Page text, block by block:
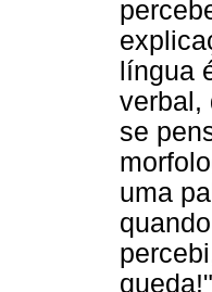
língua
verbal,
se
uma